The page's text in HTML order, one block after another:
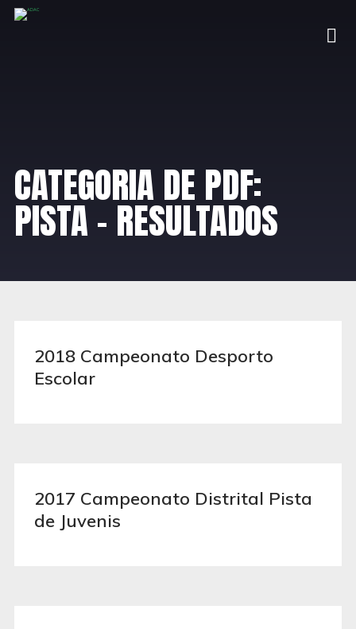
CATEGORIA DE PDF:
PISTA – RESULTADOS
2018 Campeonato Desporto
Escolar
2017 Campeonato Distrital Pista
de Juvenis